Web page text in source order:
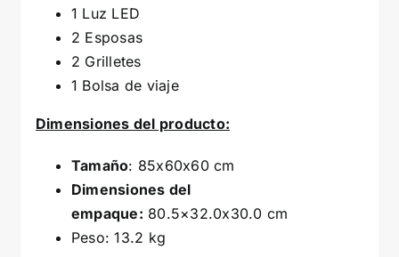
1 Luz LED
2 Esposas
2 Grilletes
1 Bolsa de viaje
Dimensiones del producto:
Tamaño: 85x60x60 cm
Dimensiones del
empaque: 80.5×32.0x30.0 cm
Peso: 13.2 kg